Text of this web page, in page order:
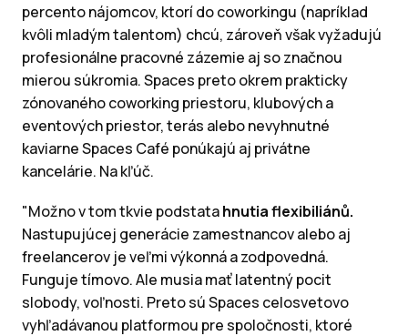
percento nájomcov, ktorí do coworkingu (napríklad
kvôli mladým talentom) chcú, zároveň však vyžadujú
profesionálne pracovné zázemie aj so značnou
mierou súkromia. Spaces preto okrem prakticky
zónovaného coworking priestoru, klubových a
eventových priestor, terás alebo nevyhnutné
kaviarne Spaces Café ponúkajú aj privátne
kancelárie. Na kľúč.
"Možno v tom tkvie podstatahnutia flexibiliánů.
Nastupujúcej generácie zamestnancov alebo aj
freelancerov je veľmi výkonná a zodpovedná.
Funguje tímovo. Ale musia mať latentný pocit
slobody, voľnosti. Preto sú Spaces celosvetovo
vyhľadávanou platformou pre spoločnosti, ktoré